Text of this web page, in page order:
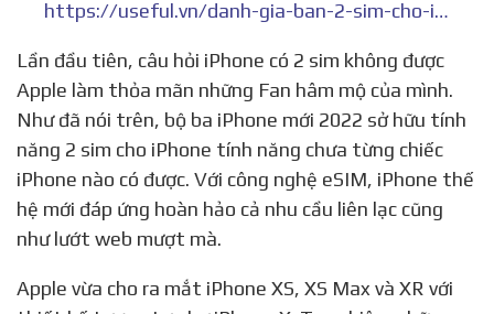
Android
https://useful.vn/danh-gia-ban-2-sim-cho-iphone-2018-co-gi-thu-hut-hon-android/
Lần đầu tiên, câu hỏi iPhone có 2 sim không được
Apple làm thỏa mãn những Fan hâm mộ của mình.
Như đã nói trên, bộ ba iPhone mới 2022 sở hữu tính
năng 2 sim cho iPhone tính năng chưa từng chiếc
iPhone nào có được. Với công nghệ eSIM, iPhone thế
như lướt web mượt mà.